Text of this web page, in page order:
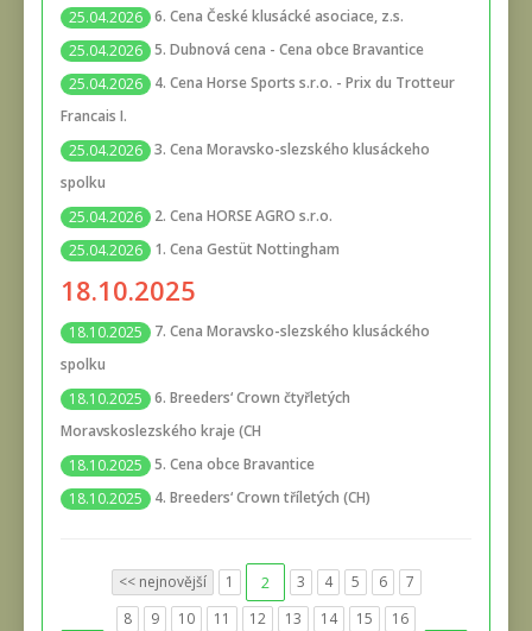
25.04.2026 6. Cena České klusácké asociace, z.s.
25.04.2026 5. Dubnová cena - Cena obce Bravantice
25.04.2026
4. Cena Horse Sports s.r.o. - Prix du Trotteur
Francais I.
25.04.2026 3. Cena Moravsko-slezského klusáckeho
spolku
25.04.2026
2. Cena HORSE AGRO s.r.o.
25.04.2026
1. Cena Gestüt Nottingham
18.10.2025
18.10.2025
7. Cena Moravsko-slezského klusáckého
spolku
18.10.2025
6. Breeders‘ Crown čtyřletých
Moravskoslezského kraje (CH
18.10.2025
5. Cena obce Bravantice
18.10.2025
4. Breeders‘ Crown tříletých (CH)
<< nejnovější 1 2 3 4 5 6
7
8
9 10 11 12 13 14 15
16